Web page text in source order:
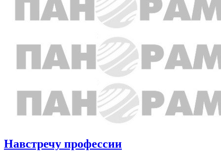
Навстречу профессии